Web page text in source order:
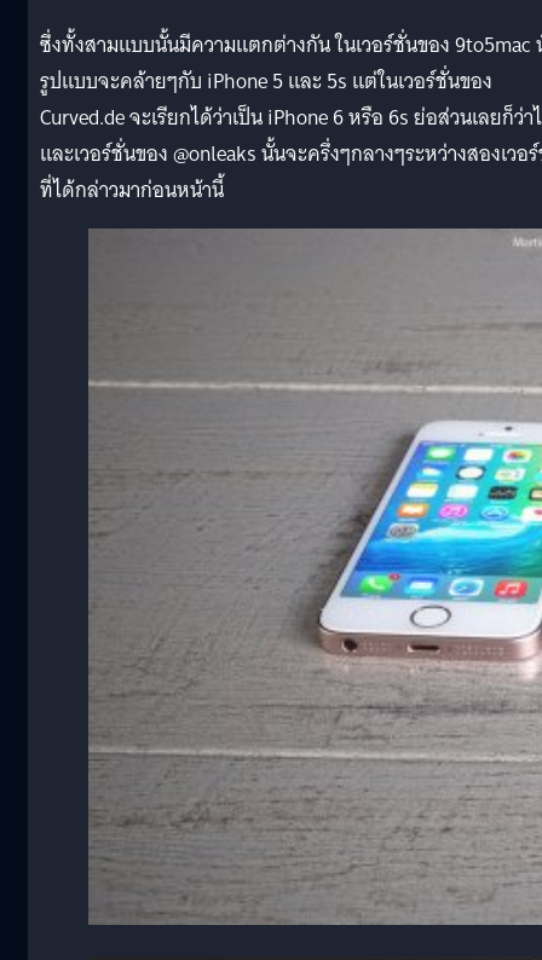
ซึ่งทั้งสามแบบนั้นมีความแตกต่างกัน ในเวอร์ชั่นของ 9to5mac
รูปแบบจะคล้ายๆกับ iPhone 5 และ 5s แต่ในเวอร์ชั่นของ
Curved.de จะเรียกได้ว่าเป็น iPhone 6 หรือ 6s ย่อส่วนเลยก็ว่า
และเวอร์ชั่นของ @onleaks นั้นจะครึ่งๆกลางๆระหว่างสองเวอ
ที่ได้กล่าวมาก่อนหน้านี้